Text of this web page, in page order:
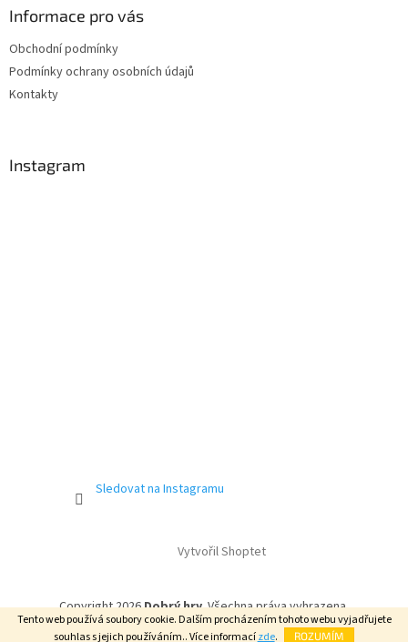
Tento web používá soubory cookie. Dalším procházením tohoto webu vyjadřujete
souhlas s jejich používáním.. Více informacízde. ROZUMÍM
Informace pro vás
Obchodní podmínky
Podmínky ochrany osobních údajů
Kontakty
Instagram
Sledovat na Instagramu
Vytvořil Shoptet
Copyright 2026Dobrý hry. Všechna práva vyhrazena.